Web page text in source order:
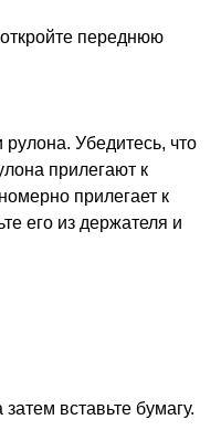
переднюю
Убедитесь, что
прилегают к
прилегает к
его из держателя и
вставьте бумагу.